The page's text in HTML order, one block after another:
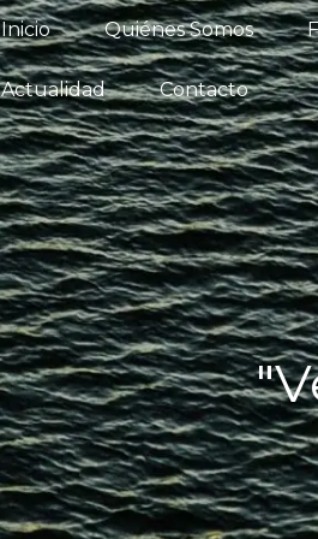
Inicio Quiénes Somos
Actualidad Contacto
Inicio Quiénes Somos
Conversatorios del Agua